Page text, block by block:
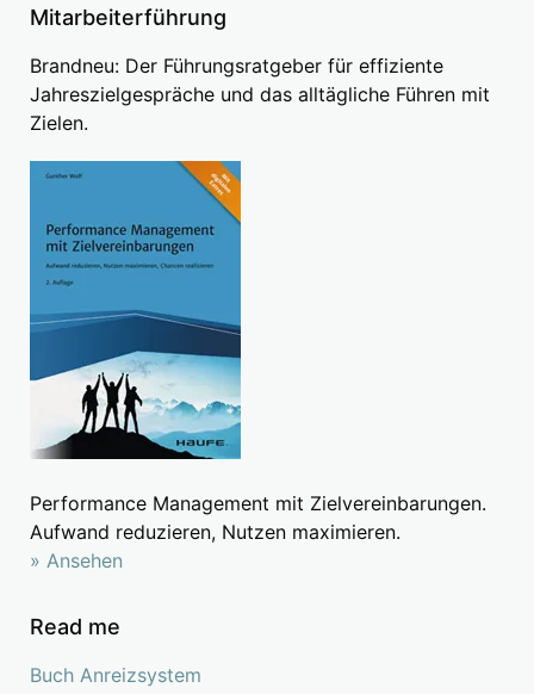
Mitarbeiterführung
Brandneu: Der Führungsratgeber für effiziente
Jahreszielgespräche und das alltägliche Führen mit
Zielen.
Performance Management mit Zielvereinbarungen.
Aufwand reduzieren, Nutzen maximieren.
» Ansehen
Read me
Buch Anreizsystem